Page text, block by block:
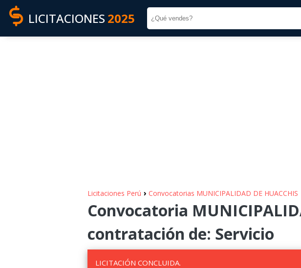
LICITACIONES 2025
Licitaciones Perú › Convocatorias MUNICIPALIDAD DE HUACCHIS
Convocatoria
contratación de: Servicio
LICITACIÓN CONCLUIDA.